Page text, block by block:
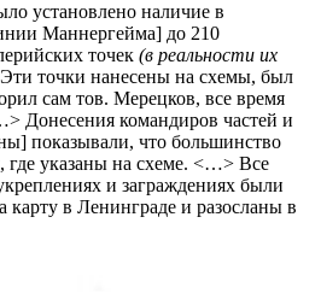
установлено наличие в
Маннергейма] до 210
точек (в реальности их
Эти точки нанесены на схемы, был
сам тов. Мерецков, все время
Донесения командиров частей и
показывали, что большинство
где указаны на схеме. <…> Все
и заграждениях были
карту в Ленинграде и разосланы в